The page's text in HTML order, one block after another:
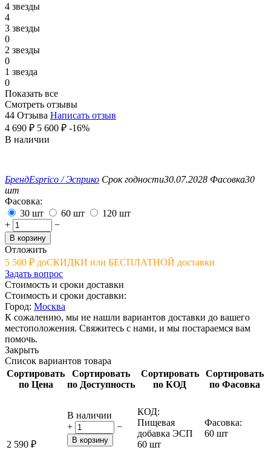
4 звезды
4
3 звезды
0
2 звезды
0
1 звезда
0
Показать все
Смотреть отзывы
44 Отзыва Написать отзыв
4 690 ₽ 5 600 ₽ -16%
В наличии
БрендEsprico / Эсприко Срок годности30.07.2028 Фасовка30
шт
Фасовка:
30 шт
60 шт
120 шт
+
−
В корзину
Отложить
5 500 ₽ доСКИДКИ или БЕСПЛАТНОЙ доставки
Задать вопрос
Стоимость и сроки доставки
Стоимость и сроки доставки:
Город: Москва
К сожалению, мы не нашли вариантов доставки до вашего
местоположения. Свяжитесь с нами, и мы постараемся вам
помочь.
Закрыть
Список вариантов товара
Сортировать
по Цена
Сортировать
по Доступность
Сортировать
по КОД
Сортировать
по Фасовка
2 590 ₽
В наличии
+
−
В корзину
КОД:
Пищевая
добавка ЭСП
60 шт
Фасовка:
60 шт